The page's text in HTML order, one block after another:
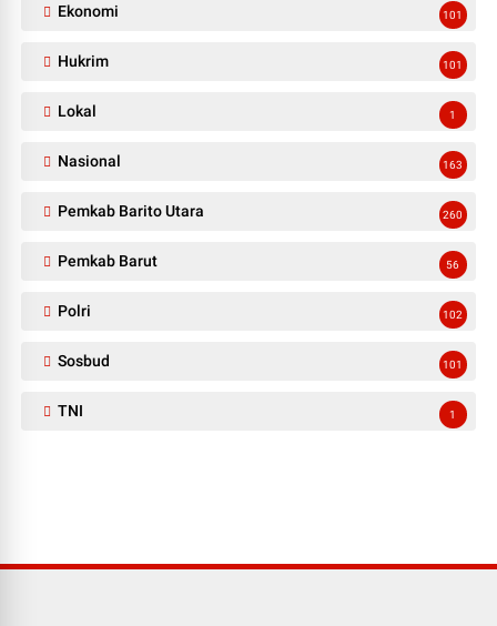
Ekonomi 101
Hukrim 101
Lokal 1
Nasional 163
Pemkab Barito Utara 260
Pemkab Barut 56
Polri 102
Sosbud 101
TNI 1